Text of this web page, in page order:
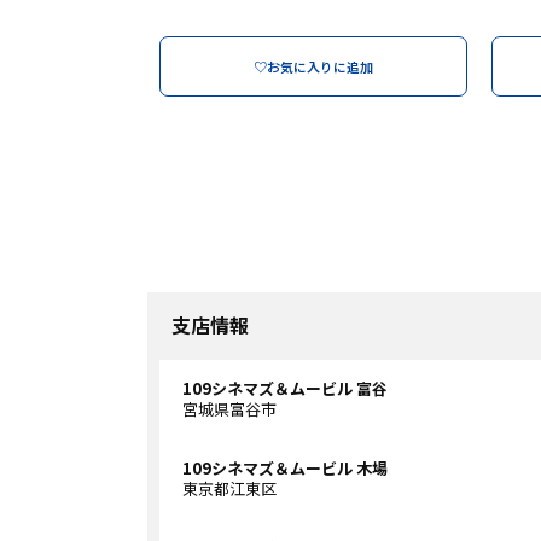
♡お気に入りに追加
支店情報
109シネマズ＆ムービル 富谷
宮城県富谷市
109シネマズ＆ムービル 木場
東京都江東区